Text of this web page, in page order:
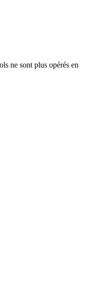
ne sont plus opérés en